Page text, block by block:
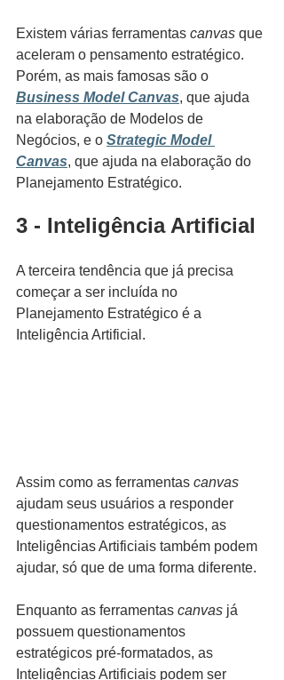
Existem várias ferramentas canvas que
aceleram o pensamento estratégico.
Porém, as mais famosas são o
Business Model Canvas, que ajuda
na elaboração de Modelos de
Negócios, e o Strategic Model
Canvas, que ajuda na elaboração do
Planejamento Estratégico.
3 - Inteligência Artificial
A terceira tendência que já precisa
começar a ser incluída no
Planejamento Estratégico é a
Inteligência Artificial.
Assim como as ferramentas canvas
ajudam seus usuários a responder
questionamentos estratégicos, as
Inteligências Artificiais também podem
ajudar, só que de uma forma diferente.
Enquanto as ferramentas canvas já
possuem questionamentos
estratégicos pré-formatados, as
Inteligências Artificiais podem ser